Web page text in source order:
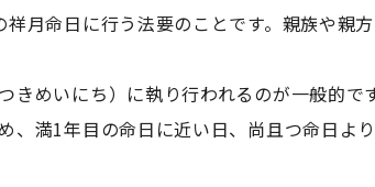
月命日に行う法要のことです。親族や親
めいにち）に執り行われるのが一般的で
満1年目の命日に近い日、尚且つ命日よ